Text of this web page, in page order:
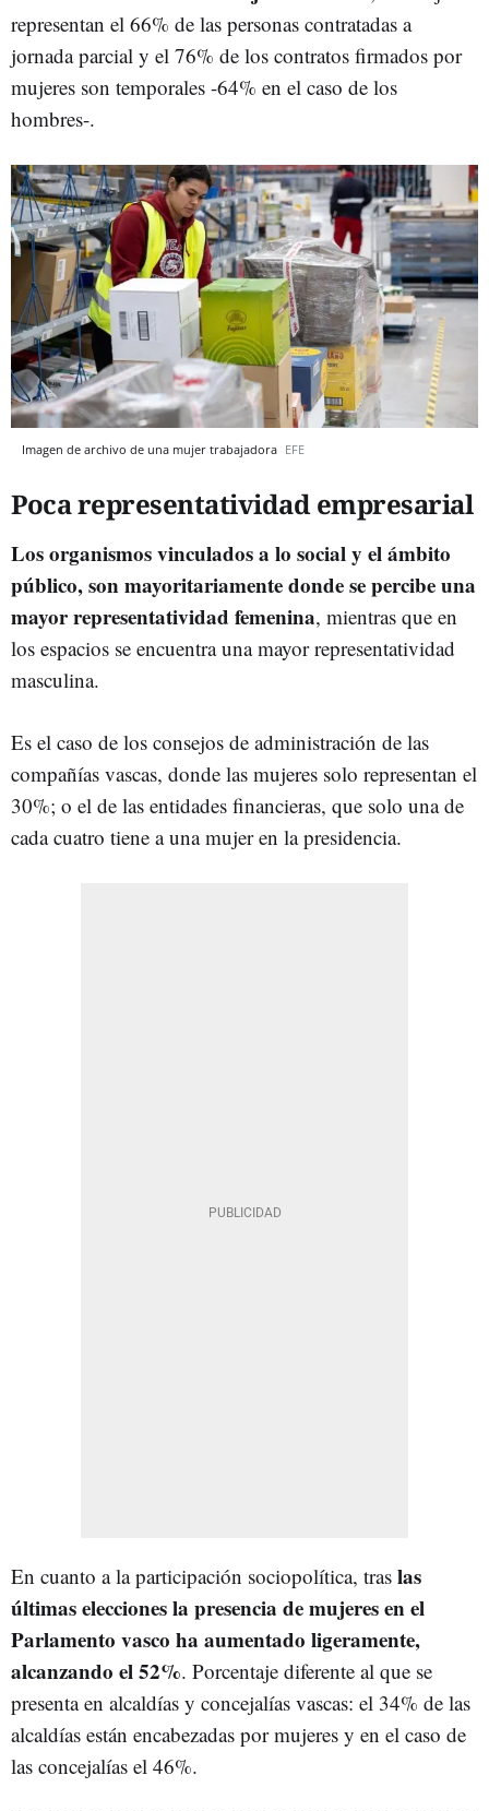
representan el 66% de las personas contratadas a
jornada parcial y el 76% de los contratos firmados por
mujeres son temporales -64% en el caso de los
hombres-.
Imagen de archivo de una mujer trabajadora EFE
Poca representatividad empresarial
Los organismos vinculados a lo social y el ámbito
público, son mayoritariamente donde se percibe una
mayor representatividad femenina, mientras que en
los espacios se encuentra una mayor representatividad
masculina.
Es el caso de los consejos de administración de las
compañías vascas, donde las mujeres solo representan el
30%; o el de las entidades financieras, que solo una de
cada cuatro tiene a una mujer en la presidencia.
En cuanto a la participación sociopolítica, tras las
últimas elecciones la presencia de mujeres en el
Parlamento vasco ha aumentado ligeramente,
alcanzando el 52%. Porcentaje diferente al que se
presenta en alcaldías y concejalías vascas: el 34% de las
alcaldías están encabezadas por mujeres y en el caso de
las concejalías el 46%.